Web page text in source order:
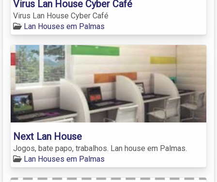
Virus Lan House Cyber Café
Virus Lan House Cyber Café
Lan Houses em Palmas
Next Lan House
Jogos, bate papo, trabalhos. Lan house em Palmas.
Lan Houses em Palmas